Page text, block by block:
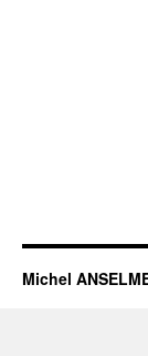
Michel